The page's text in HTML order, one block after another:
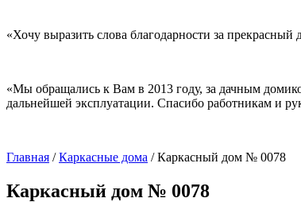
«Хочу выразить слова благодарности за
«Мы обращались к Вам в 2013 году, за дачным
дальнейшей эксплуатации. Спасибо работникам и
Главная /Каркасные дома /Каркасный дом № 0078
Каркасный дом № 0078